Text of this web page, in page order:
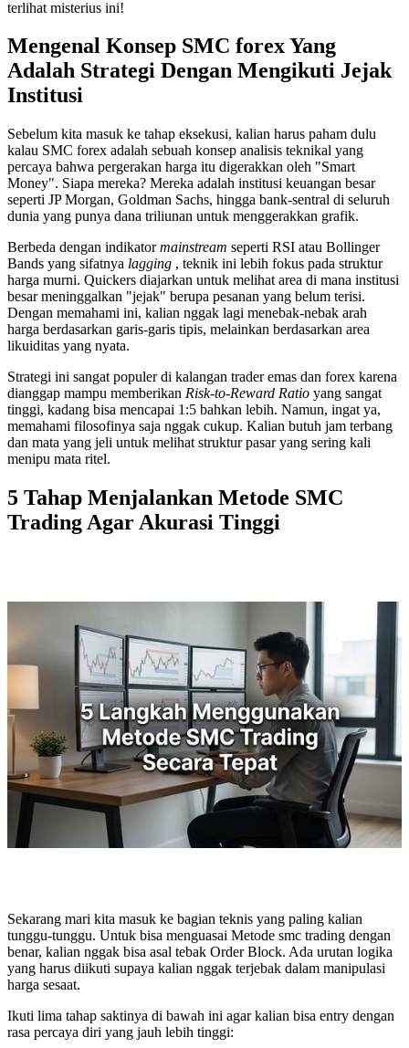
terlihat misterius ini!
Mengenal Konsep SMC forex Yang
Adalah Strategi Dengan Mengikuti Jejak
Institusi
Sebelum kita masuk ke tahap eksekusi, kalian harus paham dulu
kalau SMC forex adalah sebuah konsep analisis teknikal yang
percaya bahwa pergerakan harga itu digerakkan oleh "Smart
Money". Siapa mereka? Mereka adalah institusi keuangan besar
seperti JP Morgan, Goldman Sachs, hingga bank-sentral di seluruh
dunia yang punya dana triliunan untuk menggerakkan grafik.
Berbeda dengan indikatormainstream seperti RSI atau Bollinger
Bands yang sifatnya lagging , teknik ini lebih fokus pada struktur
harga murni. Quickers diajarkan untuk melihat area di mana institusi
besar meninggalkan "jejak" berupa pesanan yang belum terisi.
Dengan memahami ini, kalian nggak lagi menebak-nebak arah
harga berdasarkan garis-garis tipis, melainkan berdasarkan area
likuiditas yang nyata.
Strategi ini sangat populer di kalangan trader emas dan forex karena
dianggap mampu memberikan Risk-to-Reward Ratio yang sangat
tinggi, kadang bisa mencapai 1:5 bahkan lebih. Namun, ingat ya,
memahami filosofinya saja nggak cukup. Kalian butuh jam terbang
dan mata yang jeli untuk melihat struktur pasar yang sering kali
menipu mata ritel.
5 Tahap Menjalankan Metode SMC
Trading Agar Akurasi Tinggi
Sekarang mari kita masuk ke bagian teknis yang paling kalian
tunggu-tunggu. Untuk bisa menguasai Metode smc trading dengan
benar, kalian nggak bisa asal tebak Order Block. Ada urutan logika
yang harus diikuti supaya kalian nggak terjebak dalam manipulasi
harga sesaat.
Ikuti lima tahap saktinya di bawah ini agar kalian bisa entry dengan
rasa percaya diri yang jauh lebih tinggi: